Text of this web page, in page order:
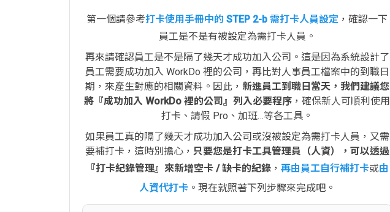
第一個請參考打卡使用手冊中的 STEP 2-b 需打卡人員設定 ，確認一下
員工是不是有被設定為需打卡人員。
再來請確認員工是不是隔了幾天才成功加入公司。這是因為系統設計了
員工需要成功加入 WorkDo 裡的公司，再比對人事員工檔案中的到職日
期，來產生對應的相關資料。因此， 新進員工到職日當天，我們建議您
將『成功加入 WorkDo 裡的公司』列入必要程序 ，確保新人可順利使用
打卡、請假 Pro、加班…等各工具。
如果員工真的隔了幾天才成功加入公司或沒被設定為需打卡人員，又需
要補打卡，這時別擔心， 只要您是打卡工具管理員（人資），可以透過
『打卡紀錄管理』來新增空卡 / 缺卡的紀錄， 再由員工自行補打卡或由
人資代打卡。現在就照著下列步驟來完成吧。